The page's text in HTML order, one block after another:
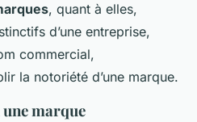
, quant à elles,
d’une entreprise,
commercial,
la notoriété d’une marque.
marque